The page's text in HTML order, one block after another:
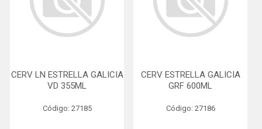
CERV LN ESTRELLA GALICIA
VD 355ML
Código: 27185
CERV ESTRELLA GALICIA
GRF 600ML
Código: 27186